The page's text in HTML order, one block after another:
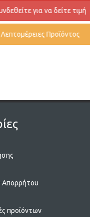
για να δείτε τιμή
Προϊόντος
Απορρήτου
προϊόντων